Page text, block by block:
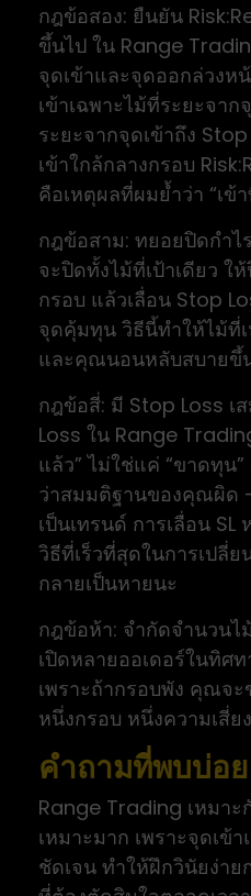
กฎข้อสอง: ยืนยัน
ขึ้นไป ใน Range
จุดเข้าและจุดออกล่วงห
เข้าเฉพาะไม้ที่ระยะจาก
ระยะจากจุดเข้าถึง
เข้าใกล้กลางกรอบ
คือเหตุผลที่ผมย้ำว่า “เข้
กฎข้อสาม: ทยอยปิดกำ
จะปิดทั้งไม้ที่เป้าเดียว ใ
กรอบ แล้วเลื่อน Stop
จุดคุ้มทุน วิธีนี้ทำให้ไม้ที่
และคุณนอนหลับสบายขึ้
กฎข้อสี่: มี Stop Loss เ
Loss ใน Range
แล้ว” ไม่ใช่แค่ “ขาดทุน
ว่าสมมติฐานของคุณผิด
เป็นเทรนด์ การเลื่อน
วิธีที่เร็วที่สุดในการเปลี่
กลายเป็นหายนะ
กฎข้อห้า: จำกัดจำนวนไ
เปิดหลายออเดอร์ในทิศ
เพราะถ้ากรอบพัง คุณจ
หนึ่งกรอบ หนึ่งความเสี่
คำถามที่พบบ่อ
Range Trading เหมา
เหมาะมาก เพราะจุดเข้
ชัดเจน ทำให้ฝึกวินัยง่าย